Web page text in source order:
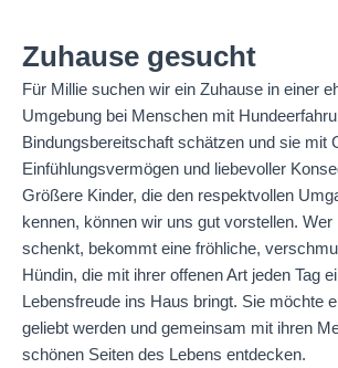
Zuhause gesucht
Für Millie suchen wir ein Zuhause in einer
Umgebung bei Menschen mit
Bindungsbereitschaft schätzen und sie mit
Einfühlungsvermögen und liebevoller
Größere Kinder, die den respektvollen
kennen, können wir uns gut vorstellen. Wer
schenkt, bekommt eine fröhliche,
Hündin, die mit ihrer offenen Art jeden Tag
Lebensfreude ins Haus bringt. Sie möchte
geliebt werden und gemeinsam mit ihren
schönen Seiten des Lebens entdecken.